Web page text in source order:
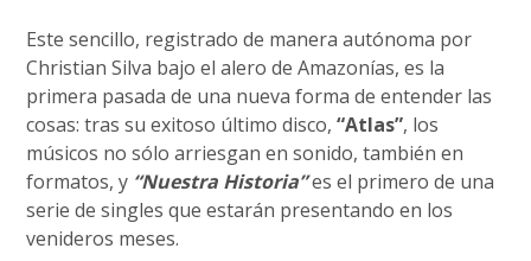
Este sencillo, registrado de manera autónoma por
Christian Silva bajo el alero de Amazonías, es la
primera pasada de una nueva forma de entender las
cosas: tras su exitoso último disco,“Atlas”, los
músicos no sólo arriesgan en sonido, también en
formatos, y “Nuestra Historia”es el primero de una
serie de singles que estarán presentando en los
venideros meses.